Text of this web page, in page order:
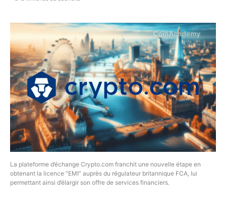
La plateforme d’échange Crypto.com franchit une nouvelle étape en
obtenant la licence “EMI” auprès du régulateur britannique FCA, lui
permettant ainsi d’élargir son offre de services financiers.